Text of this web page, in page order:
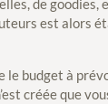
de goodies,
est alors
le budget à
créée que